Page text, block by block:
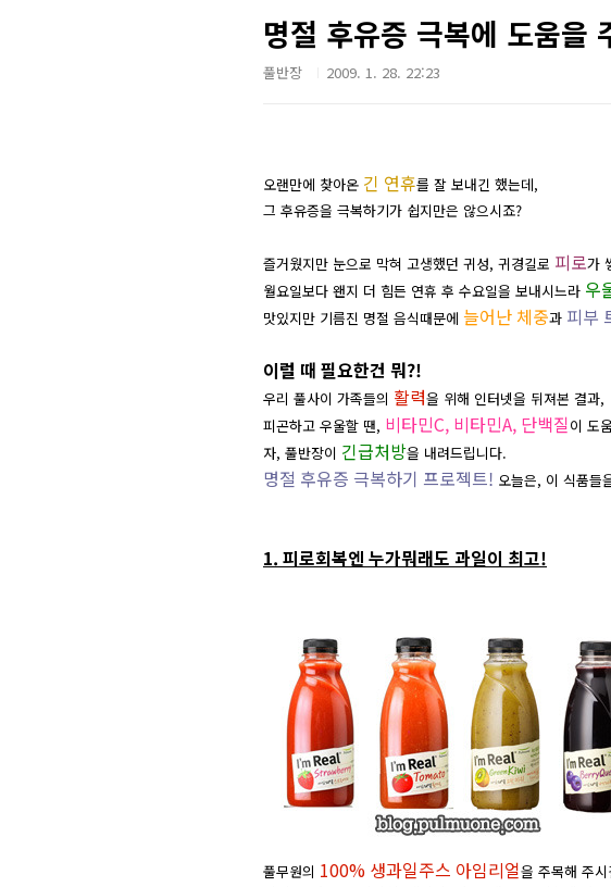
명절 후유증 극복에 도움을
풀반장 2009. 1. 28. 22:23
오랜만에 찾아온 긴 연휴를 잘 보내긴 했는데,
그 후유증을 극복하기가 쉽지만은 않으시죠?
즐거웠지만 눈으로 막혀 고생했던 귀성, 귀경길로 피로가
월요일보다 왠지 더 힘든 연휴 후 수요일을 보내시느라 우
맛있지만 기름진 명절 음식때문에 늘어난 체중과 피부
이럴 때 필요한건 뭐?!
우리 풀사이 가족들의 활력을 위해 인터넷을 뒤져본 결과,
피곤하고 우울할 땐, 비타민C, 비타민A, 단백질이 도
자, 풀반장이 긴급처방을 내려드립니다.
명절 후유증 극복하기 프로젝트! 오늘은, 이 식품들
1. 피로회복엔 누가뭐래도 과일이 최고!
풀무원의 100% 생과일주스 아임리얼을 주목해 주시